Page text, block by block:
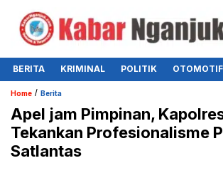
BERITA KRIMINAL POLITIK OTOMOTIF
Home / Berita
Apel jam Pimpinan,
Tekankan Profesionalisme
Satlantas